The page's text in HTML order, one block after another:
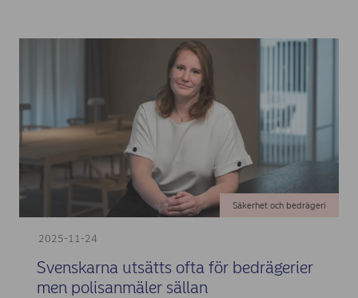
2025-11-24
Säkerhet och bedrägeri
Svenskarna utsätts ofta för bedrägerier
men polisanmäler sällan